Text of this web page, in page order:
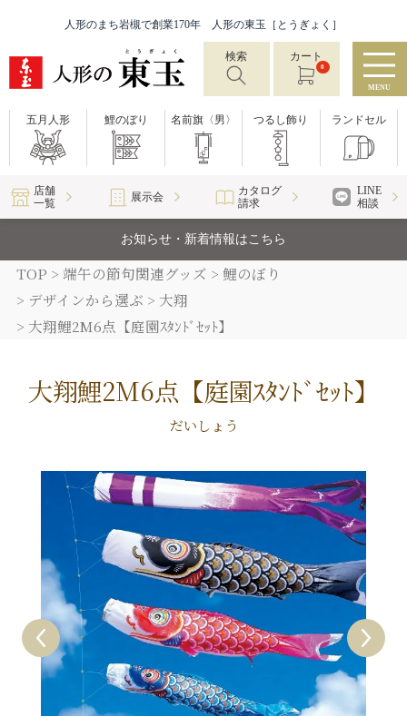
人形のまち岩槻で創業170年 人形の東玉［とうぎょく］
検索 カート
0
MENU
五月人形 鯉のぼり 名前旗〈男〉 つるし飾り ランドセル
店舗
一覧
展示会
カタログ
請求
LINE
相談
お知らせ・新着情報はこちら
TOP 端午の節句関連グッズ
鯉のぼり
デザインから選ぶ
大翔
大翔鯉2M6点【庭園ｽﾀﾝﾄﾞｾｯﾄ】
大翔鯉2M6点【庭園ｽﾀﾝﾄﾞｾｯﾄ】
だいしょう